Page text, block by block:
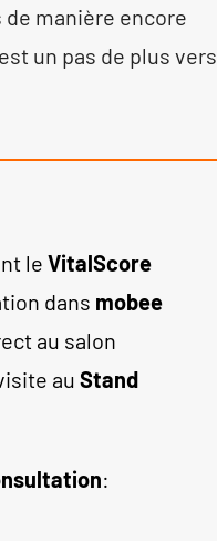
manière encore
un pas de plus vers
le VitalScore
dans mobee
au salon
au Stand
: